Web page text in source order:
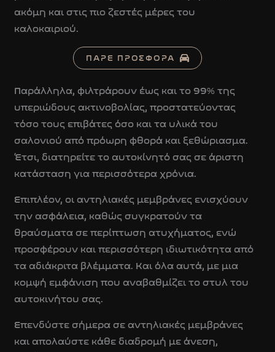
ακόμη και στις πιο ζεστές μέρες του
καλοκαιριού.
ΠΑΡΕ ΠΡΟΣΦΟΡΑ
Παράλληλα, φιλτράρουν έως και το 99% της
υπεριώδους ακτινοβολίας, προστατεύοντας
τόσο τους επιβάτες όσο και τα υλικά του
σαλονιού από πρόωρη φθορά και ξεθώριασμα.
Έτσι, διατηρείτε το αυτοκίνητό σας σε άριστη
κατάσταση για περισσότερα χρόνια.
Επιπλέον, οι αντηλιακές μεμβράνες ενισχύουν
την ασφάλεια, καθώς συγκρατούν τα
θραύσματα σε περίπτωση ατυχήματος, ενώ
προσφέρουν και περισσότερη ιδιωτικότητα από
τα αδιάκριτα βλέμματα. Και όλα αυτά, με μια
κομψή εμφάνιση που αναβαθμίζει το στυλ του
αυτοκινήτου σας.
Επενδύστε σήμερα σε αντηλιακές μεμβράνες
και απολαύστε κάθε διαδρομή με άνεση,